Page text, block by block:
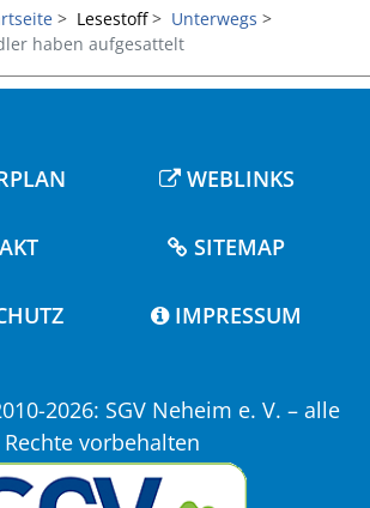
Lesestoff
Unterwegs
haben aufgesattelt
WEBLINKS
SITEMAP
IMPRESSUM
2026: SGV Neheim e. V. – alle
Rechte vorbehalten